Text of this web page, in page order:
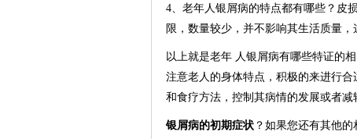
4、老年人银屑病的特点都有哪些？皮
限，数量较少，并不影响其生活质量，
以上就是老年 人银屑病有哪些特证的
注意老人的身体特点，积极的来进行
和食疗方法，控制其病情的发展或者减
银屑病的初期症状 ？如果您还有其他